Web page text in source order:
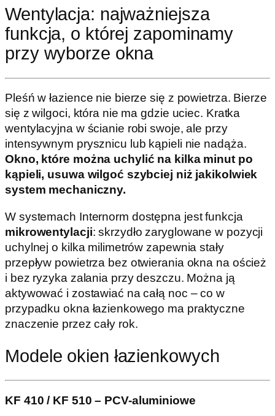
Wentylacja: najważniejsza
funkcja, o której zapominamy
przy wyborze okna
Pleśń w łazience nie bierze się z powietrza. Bierze
się z wilgoci, która nie ma gdzie uciec. Kratka
wentylacyjna w ścianie robi swoje, ale przy
intensywnym prysznicu lub kąpieli nie nadąża.
Okno, które można uchylić na kilka minut po
kąpieli, usuwa wilgoć szybciej niż jakikolwiek
system mechaniczny.
W systemach Internorm dostępna jest funkcja
mikrowentylacji: skrzydło zaryglowane w pozycji
uchylnej o kilka milimetrów zapewnia stały
przepływ powietrza bez otwierania okna na oścież
i bez ryzyka zalania przy deszczu. Można ją
aktywować i zostawiać na całą noc – co w
przypadku okna łazienkowego ma praktyczne
znaczenie przez cały rok.
Modele okien łazienkowych
KF 410 / KF 510 – PCV-aluminiowe